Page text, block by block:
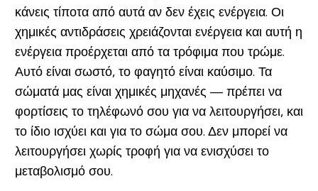
κάνεις τίποτα από αυτά αν δεν έχεις ενέργεια. Οι
χημικές αντιδράσεις χρειάζονται ενέργεια και αυτή η
ενέργεια προέρχεται από τα τρόφιμα που τρώμε.
Αυτό είναι σωστό, το φαγητό είναι καύσιμο. Τα
σώματά μας είναι χημικές μηχανές — πρέπει να
φορτίσεις το τηλέφωνό σου για να λειτουργήσει, και
το ίδιο ισχύει και για το σώμα σου. Δεν μπορεί να
λειτουργήσει χωρίς τροφή για να ενισχύσει το
μεταβολισμό σου.